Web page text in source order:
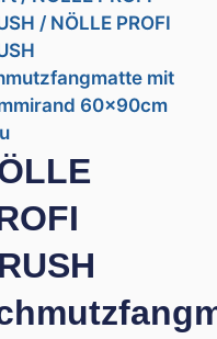
/ NÖLLE PROFI
mit
60x90cm